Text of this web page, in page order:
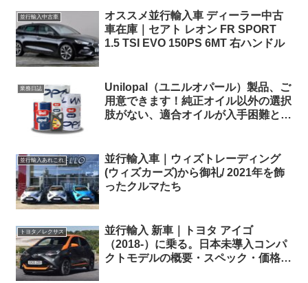
並行輸入中古車
オススメ並行輸入車 ディーラー中古
車在庫｜セアト レオン FR SPORT
1.5 TSI EVO 150PS 6MT 右ハンドル
業務日誌
Unilopal（ユニルオパール）製品、ご
用意できます！純正オイル以外の選択
肢がない、適合オイルが入手困難とい
並行輸入あれこれ
並行輸入車｜ウィズトレーディング
(ウィズカーズ)から御礼/ 2021年を飾
ったクルマたち
トヨタ／レクサス
並行輸入 新車｜トヨタ アイゴ
（2018-）に乗る。日本未導入コンパ
クトモデルの概要・スペック・価格の